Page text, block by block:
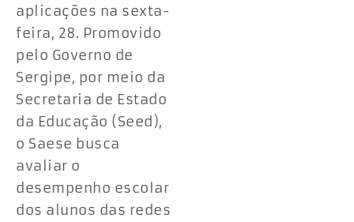
aplicações na sexta-
feira, 28. Promovido
pelo Governo de
Sergipe, por meio da
Secretaria de Estado
da Educação (Seed),
o Saese busca
avaliar o
desempenho escolar
dos alunos das redes